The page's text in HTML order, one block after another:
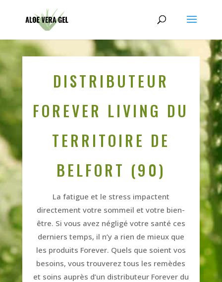
DISTRIBUTEUR
FOREVER LIVING DU
TERRITOIRE DE
BELFORT (90)
La fatigue et le stress impactent
directement votre sommeil et votre bien-
être. Si vous avez négligé votre santé ces
derniers temps, il n’y a rien de mieux que
les produits Forever. Quels que soient vos
besoins, vous trouverez tous les remèdes
et soins auprès d’un distributeur Forever du